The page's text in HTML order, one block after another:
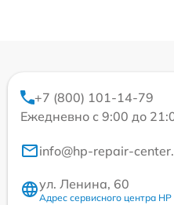
+7 (800) 101-14-79
Ежедневно с 9:00 до
info@hp-repair-
ул. Ленина, 60
Адрес сервисного центра HP